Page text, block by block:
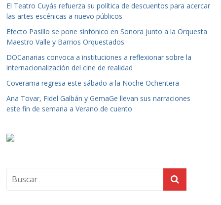
El Teatro Cuyás refuerza su política de descuentos para acercar
las artes escénicas a nuevo públicos
Efecto Pasillo se pone sinfónico en Sonora junto a la Orquesta
Maestro Valle y Barrios Orquestados
DOCanarias convoca a instituciones a reflexionar sobre la
internacionalización del cine de realidad
Coverama regresa este sábado a la Noche Ochentera
Ana Tovar, Fidel Galbán y GemaGe llevan sus narraciones
este fin de semana a Verano de cuento